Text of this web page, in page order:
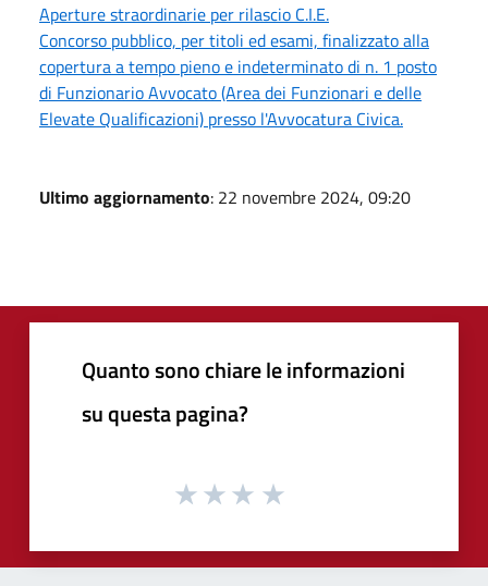
Aperture straordinarie per rilascio C.I.E.
Concorso pubblico, per titoli ed esami, finalizzato alla
copertura a tempo pieno e indeterminato di n. 1 posto
di Funzionario Avvocato (Area dei Funzionari e delle
Elevate Qualificazioni) presso l'Avvocatura Civica.
Ultimo aggiornamento: 22 novembre 2024, 09:20
Quanto sono chiare le informazioni
su questa pagina?